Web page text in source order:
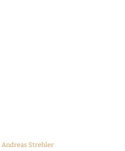
Andreas Strehler